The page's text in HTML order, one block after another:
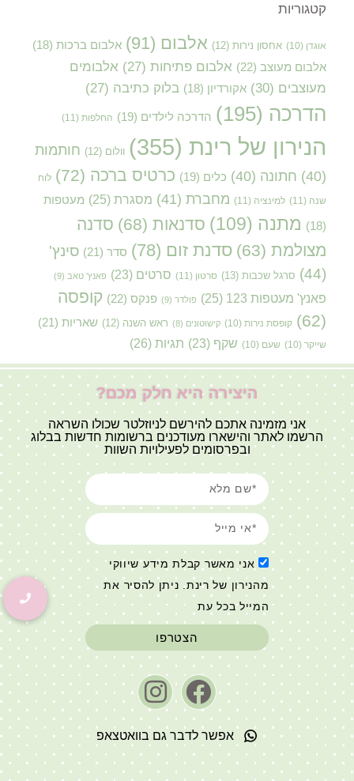
קטגוריות
אוגדן (10) אחסון נירות (12) אלבום (91) אלבום ברכות (18)
אלבום מעוצב (22) אלבום פתיחות (27)
אלבומים
מעוצבים (30) אקורדיון (18) בלוק כתיבה (27)
הדרכה (195) הדרכה לילדים (19) החלפות (11)
הנירון של רינת (355) וולום (12)
חותמות
(40)
חתונה (40) כלים (19) כרטיס ברכה (72) לוח
שנה (11) למינציה (11) מחברת (41) מסגרת (25) מעטפות
(18) מתנה (109) סדנאות (68)
סדנה
מצולמת (63) סדנת זום (78) סדר (21)
סינץ'
(44)
סרגל שכבות (13) סרטון (11) סרטים (23) פאנץ' טאב (9)
פאנץ' מעטפות 123 (25) פולדר (9) פנקס (22)
קופסה
(62)
קופסת נירות (10) קישוטונים (8) ראש השנה (12) שאריות (21)
שייקר (10) שעם (10) שקף (23) תגיות (26)
היצירה היא חלק מכם?
אני מזמינה אתכם להירשם לניוזלטר שכולו השראה
הרשמו לאתר והישארו מעודכנים ברשומות חדשות בבלוג
ובפרסומים לפעילויות השוות
אני מאשר קבלת מידע שיווקי
מהנירון של רינת. ניתן להסיר את
המייל בכל עת
הצטרפו
אפשר לדבר גם בוואטצאפ